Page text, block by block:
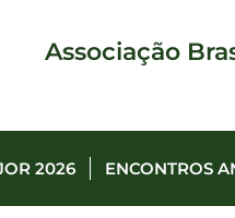
Associação
2026 ENCONTROS